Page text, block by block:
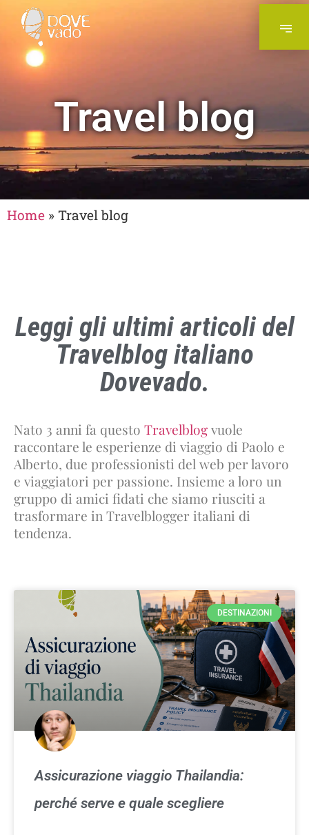
Travel blog
Home » Travel blog
Leggi gli ultimi articoli del
Travelblog italiano
Dovevado.
Nato 3 anni fa questo Travelblogvuole
raccontare le esperienze di viaggio di Paolo e
Alberto, due professionisti del web per lavoro
e viaggiatori per passione. Insieme a loro un
gruppo di amici fidati che siamo riusciti a
trasformare in Travelblogger italiani di
tendenza.
DESTINAZIONI
Assicurazione viaggio Thailandia:
perché serve e quale scegliere